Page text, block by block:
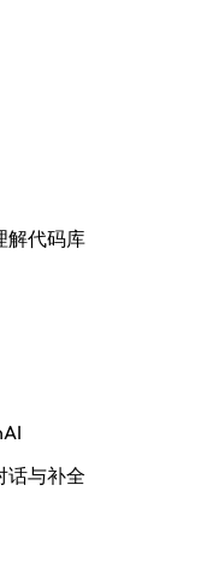
解代码库
话与补全